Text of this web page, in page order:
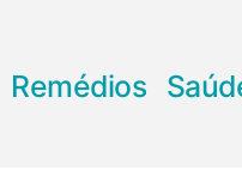
Remédios